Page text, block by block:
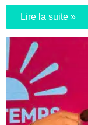
Lire la suite »